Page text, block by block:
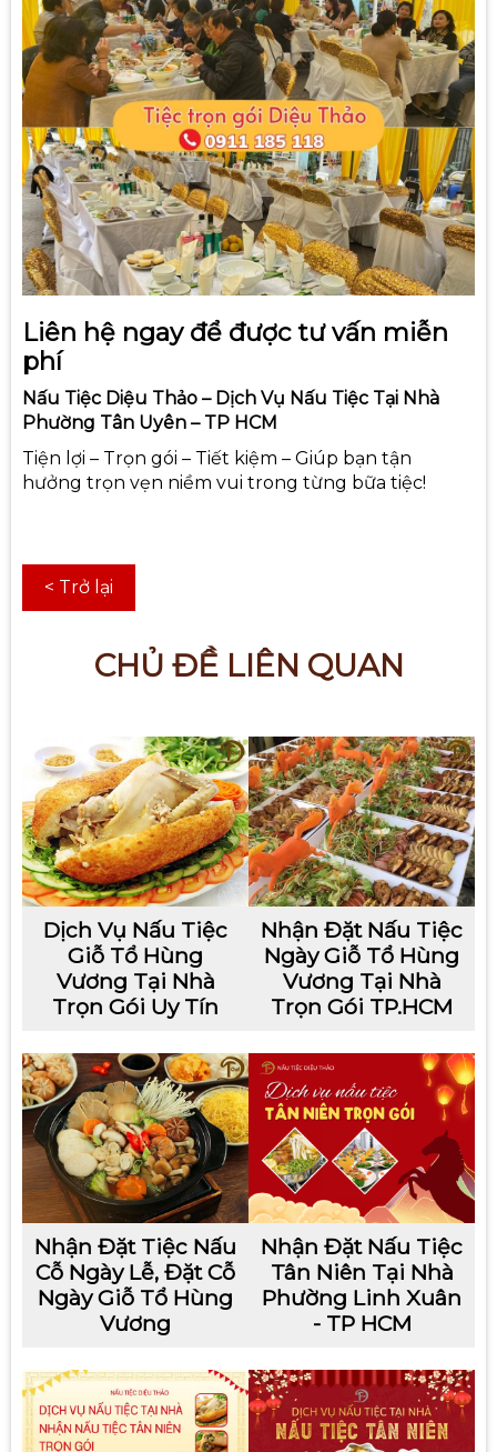
Liên hệ ngay để được tư vấn miễn
phí
Nấu Tiệc Diệu Thảo – Dịch Vụ Nấu Tiệc Tại Nhà
Phường Tân Uyên – TP HCM
Tiện lợi – Trọn gói – Tiết kiệm – Giúp bạn tận
hưởng trọn vẹn niềm vui trong từng bữa tiệc!
< Trở lại
CHỦ ĐỀ LIÊN QUAN
Dịch Vụ Nấu Tiệc
Giỗ Tổ Hùng
Vương Tại Nhà
Trọn Gói Uy Tín
Nhận Đặt Nấu Tiệc
Ngày Giỗ Tổ Hùng
Vương Tại Nhà
Trọn Gói TP.HCM
Nhận Đặt Tiệc Nấu
Cỗ Ngày Lễ, Đặt Cỗ
Ngày Giỗ Tổ Hùng
Vương
Nhận Đặt Nấu Tiệc
Tân Niên Tại Nhà
Phường Linh Xuân
- TP HCM